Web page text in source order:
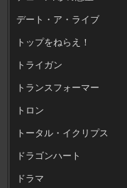
デート・ア・ライブ
トップをねらえ！
トライガン
トランスフォーマー
トロン
トータル・イクリプス
ドラゴンハート
ドラマ